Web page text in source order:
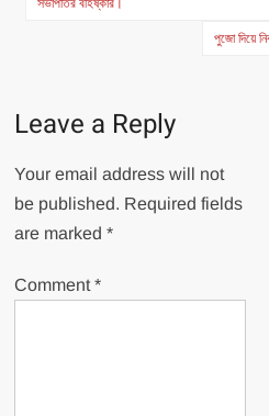
পুজো দিয়ে
Leave a Reply
Your email address will not
be published. Required fields
are marked*
Comment*